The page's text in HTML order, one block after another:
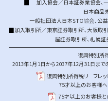
加入協会／日本証券業協会、
日本商品
一般社団法人日本STO協会、公
加入取引所／東京証券取引所、大阪取
屋証券取引所、札幌証
復興特別所
2013年1月1日から2037年12月31日まで
復興特別所得税リーフレッ
75才以上のお客様
75才以上のお客様と